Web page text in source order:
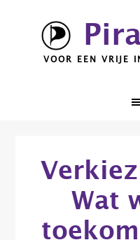
hoofdnavigatieVOOR EEN VRIJE
Wat